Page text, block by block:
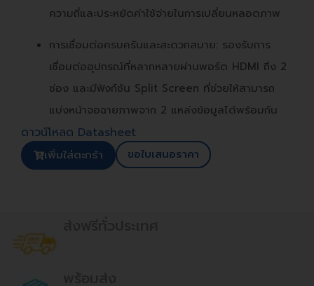
ความถี่และประหยัดค่าใช้จ่ายในการเปลี่ยนหลอดภาพ
การเชื่อมต่อครบครันและสะดวกสบาย: รองรับการ
เชื่อมต่ออุปกรณ์ที่หลากหลายผ่านพอร์ต HDMI ถึง 2
ช่อง และมีฟังก์ชัน Split Screen ที่ช่วยให้สามารถ
แบ่งหน้าจอฉายภาพจาก 2 แหล่งข้อมูลได้พร้อมกัน
ดาวน์โหลด Datasheet
เพิ่มใส่ตะกร้า ขอใบเสนอราคา